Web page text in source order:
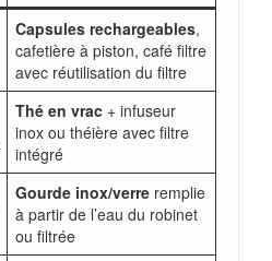
Capsules rechargeables,
cafetière à piston, café filtre
avec réutilisation du filtre
Thé en vrac + infuseur
inox ou théière avec filtre
intégré
Gourde inox/verre remplie
à partir de l’eau du robinet
ou filtrée